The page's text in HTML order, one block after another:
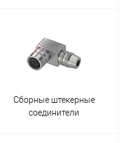
Сборные штекерные
соединители